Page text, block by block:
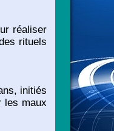
réaliser
rituels
initiés
les maux